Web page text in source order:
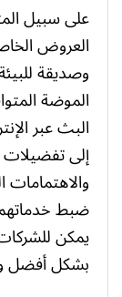
على سبيل
العروض
وصديقة
الموضة
البث عبر
إلى تفضيلات
والاهتمامات
ضبط خدماتهم
يمكن
بشكل أفضل